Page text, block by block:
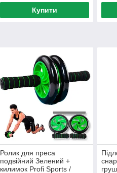
Купити
Ролик для преса
подвійний Зелений +
килимок Profi Sports /